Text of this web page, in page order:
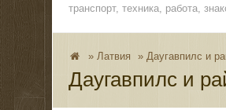
транспорт, техника, работа,
»Латвия »Даугавпилс и
Даугавпилс и